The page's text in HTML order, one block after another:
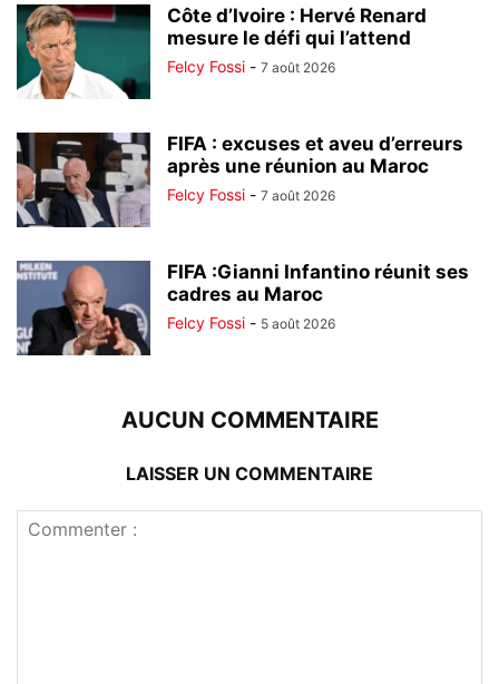
Côte d’Ivoire : Hervé Renard
mesure le défi qui l’attend
Felcy Fossi - 7 août 2026
FIFA : excuses et aveu d’erreurs
après une réunion au Maroc
Felcy Fossi - 7 août 2026
FIFA :Gianni Infantino réunit ses
cadres au Maroc
Felcy Fossi - 5 août 2026
AUCUN COMMENTAIRE
LAISSER UN COMMENTAIRE